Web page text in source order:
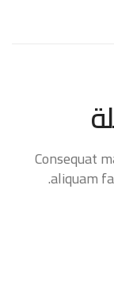
Consequat
aliquam